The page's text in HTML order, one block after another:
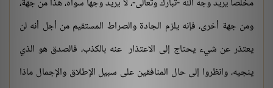
مخلصًا يريد وجه الله -تبارك وتعالى-، لا يريد وجهًا سواه، هذا من جهة،
ومن جهة أخرى، فإنه يلزم الجادة والصراط المستقيم من أجل أنه لن
يعتذر عن شيء يحتاج إلى الاعتذار عنه بالكذب، فالصدق هو الذي
ينجيه، وانظروا إلى حال المنافقين على سبيل الإطلاق والإجمال ماذا